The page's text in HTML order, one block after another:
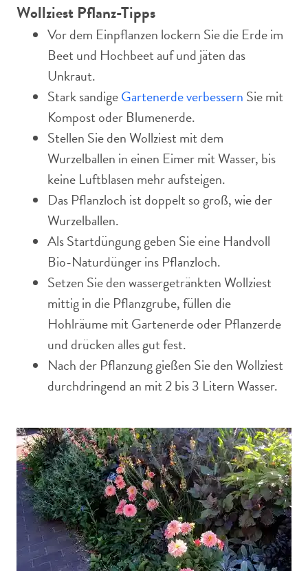
Wollziest Pflanz-Tipps
Vor dem Einpflanzen lockern Sie die Erde im
Beet und Hochbeet auf und jäten das
Unkraut.
Stark sandigeGartenerde verbessern Sie mit
Kompost oder Blumenerde.
Stellen Sie den Wollziest mit dem
Wurzelballen in einen Eimer mit Wasser, bis
keine Luftblasen mehr aufsteigen.
Das Pflanzloch ist doppelt so groß, wie der
Wurzelballen.
Als Startdüngung geben Sie eine Handvoll
Bio-Naturdünger ins Pflanzloch.
Setzen Sie den wassergetränkten Wollziest
mittig in die Pflanzgrube, füllen die
Hohlräume mit Gartenerde oder Pflanzerde
und drücken alles gut fest.
Nach der Pflanzung gießen Sie den Wollziest
durchdringend an mit 2 bis 3 Litern Wasser.